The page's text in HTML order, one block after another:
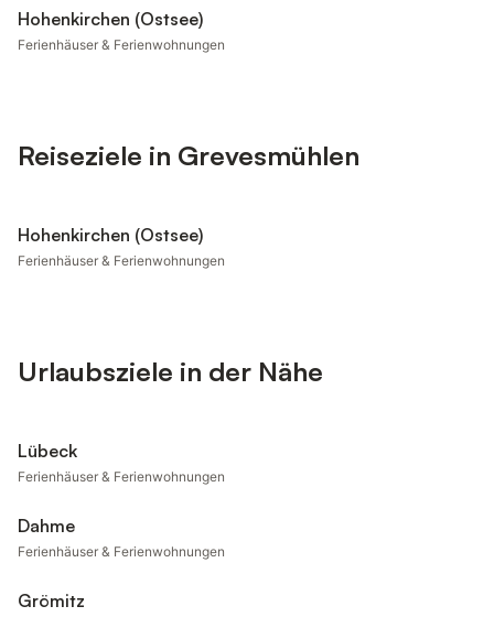
Hohenkirchen (Ostsee)
Ferienhäuser & Ferienwohnungen
Reiseziele in Grevesmühlen
Hohenkirchen (Ostsee)
Ferienhäuser & Ferienwohnungen
Urlaubsziele in der Nähe
Lübeck
Ferienhäuser & Ferienwohnungen
Dahme
Ferienhäuser & Ferienwohnungen
Grömitz